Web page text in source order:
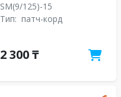
SM(9/125)-15
Тип: патч-корд
2 300 ₸